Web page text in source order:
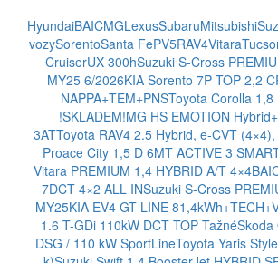
HyundaiBAICMGLexusSubaruMitsubishi
vozySorentoSanta FePV5RAV4Vitara
CruiserUX 300hSuzuki S-Cross
MY25 6/2026KIA Sorento 7P TOP 2,2
NAPPA+TEM+PNSToyota Corolla 1,8
!SKLADEM!MG HS EMOTION
3ATToyota RAV4 2.5 Hybrid, e-CVT
Proace City 1,5 D 6MT ACTIVE 3
Vitara PREMIUM 1,4 HYBRID A/T 4×4
7DCT 4×2 ALL INSuzuki S-Cross
MY25KIA EV4 GT LINE
1.6 T-GDi 110kW DCT TOP TažnéŠkoda
DSG / 110 kW SportLineToyota Yaris